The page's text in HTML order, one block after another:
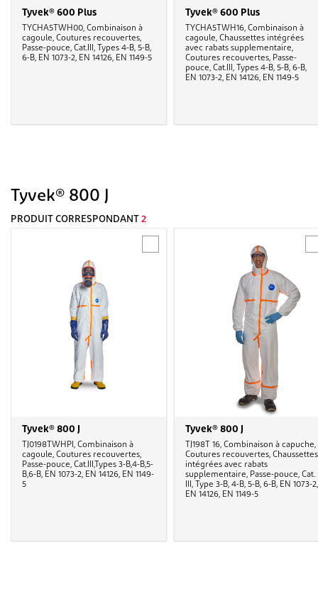
Tyvek® 600 Plus
TYCHA5TWH00, Combinaison à
cagoule, Coutures recouvertes,
Passe-pouce, Cat.III, Types 4-B, 5-B,
6-B, EN 1073-2, EN 14126, EN 1149-5
Tyvek® 600 Plus
TYCHA5TWH16, Combinaison à
cagoule, Chaussettes intégrées
avec rabats supplementaire,
Coutures recouvertes, Passe-
pouce, Cat.III, Types 4-B, 5-B, 6-B,
EN 1073-2, EN 14126, EN 1149-5
Tyvek® 800 J
PRODUIT CORRESPONDANT 2
Tyvek® 800 J
TJ0198TWHPI, Combinaison à
cagoule, Coutures recouvertes,
Passe-pouce, Cat.III,Types 3-B,4-B,5-
B,6-B, EN 1073-2, EN 14126, EN 1149-
5
Tyvek® 800 J
TJ198T 16, Combinaison à capuche,
Coutures recouvertes, Chaussettes
intégrées avec rabats
supplementaire, Passe-pouce, Cat.
III, Type 3-B, 4-B, 5-B, 6-B, EN 1073-2,
EN 14126, EN 1149-5